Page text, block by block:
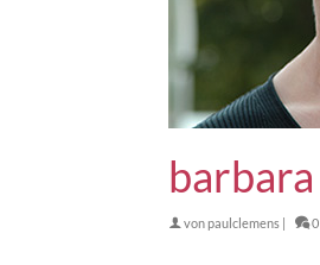
barbara
vonpaulclemens | 0